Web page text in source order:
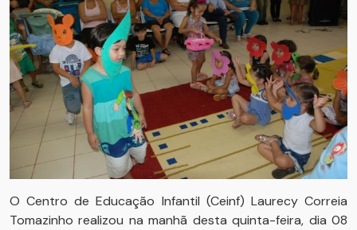
O Centro de Educação Infantil (Ceinf) Laurecy Correia
Tomazinho realizou na manhã desta quinta-feira, dia 08